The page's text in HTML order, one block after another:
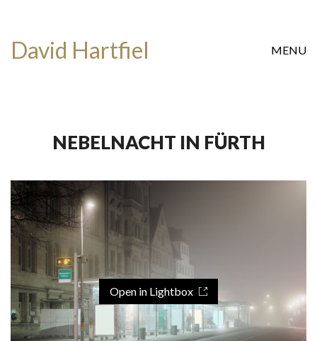
David Hartfiel MENU
NEBELNACHT IN FÜRTH
Open in Lightbox